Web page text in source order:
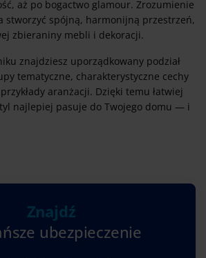
aż po bogactwo glamour. Zrozumienie
stworzyć spójną, harmonijną przestrzeń,
zbieraniny mebli i dekoracji.
znajdziesz uporządkowany podział
tematyczne, charakterystyczne cechy
aranżacji. Dzięki temu łatwiej
najlepiej pasuje do Twojego domu — i
Znajdź
ubezpieczenie